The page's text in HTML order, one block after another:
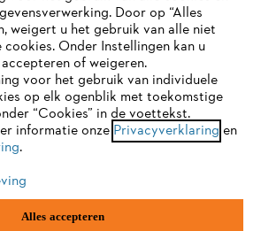
Impressum
117, 2870Puurs-Sint-Amands,
die we nog niet ondersteunen. Om
te kunnen gebruiken, raden we aan dat
van de volgende browsers:
edge
Door op “Alles
weigert u het gebruik van alle niet
Onder Instellingen kan u
of weigeren.
voor het gebruik van individuele
op elk ogenblik met toekomstige
“Cookies” in de voettekst.
informatie onze Privacyverklaring en
.
Alles accepteren